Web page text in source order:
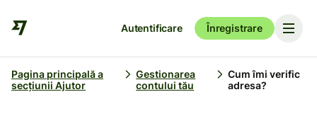
Autentificare Înregistrare
Pagina principală a
secțiunii Ajutor
Gestionarea
contului tău
Cum îmi verific
adresa?